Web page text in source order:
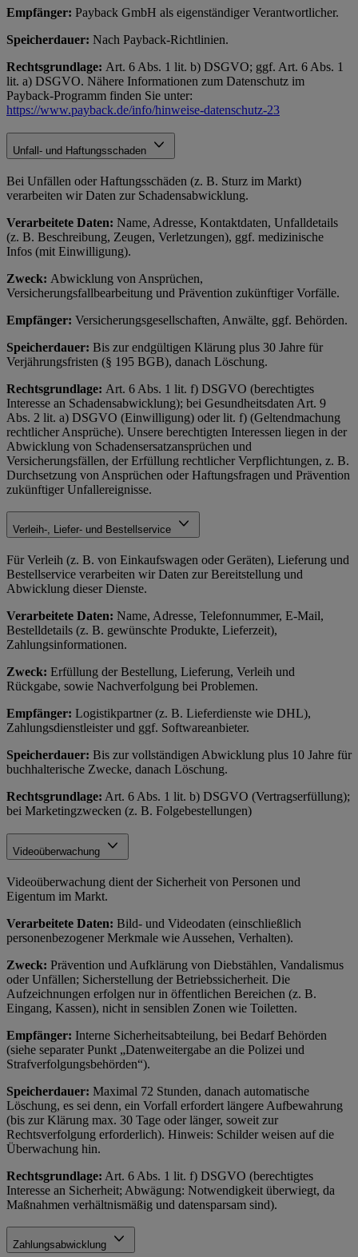
Empfänger: Payback GmbH als eigenständiger Verantwortlicher.
Speicherdauer: Nach Payback-Richtlinien.
Rechtsgrundlage: Art. 6 Abs. 1 lit. b) DSGVO; ggf. Art. 6 Abs. 1
lit. a) DSGVO. Nähere Informationen zum Datenschutz im
Payback-Programm finden Sie unter:
https://www.payback.de/info/hinweise-datenschutz-23
Unfall- und Haftungsschaden
Bei Unfällen oder Haftungsschäden (z. B. Sturz im Markt)
verarbeiten wir Daten zur Schadensabwicklung.
Verarbeitete Daten: Name, Adresse, Kontaktdaten, Unfalldetails
(z. B. Beschreibung, Zeugen, Verletzungen), ggf. medizinische
Infos (mit Einwilligung).
Zweck: Abwicklung von Ansprüchen,
Versicherungsfallbearbeitung und Prävention zukünftiger Vorfälle.
Empfänger: Versicherungsgesellschaften, Anwälte, ggf. Behörden.
Speicherdauer: Bis zur endgültigen Klärung plus 30 Jahre für
Verjährungsfristen (§ 195 BGB), danach Löschung.
Rechtsgrundlage: Art. 6 Abs. 1 lit. f) DSGVO (berechtigtes
Interesse an Schadensabwicklung); bei Gesundheitsdaten Art. 9
Abs. 2 lit. a) DSGVO (Einwilligung) oder lit. f) (Geltendmachung
rechtlicher Ansprüche). Unsere berechtigten Interessen liegen in der
Abwicklung von Schadensersatzansprüchen und
Versicherungsfällen, der Erfüllung rechtlicher Verpflichtungen, z. B.
Durchsetzung von Ansprüchen oder Haftungsfragen und Prävention
zukünftiger Unfallereignisse.
Verleih-, Liefer- und Bestellservice
Für Verleih (z. B. von Einkaufswagen oder Geräten), Lieferung und
Bestellservice verarbeiten wir Daten zur Bereitstellung und
Abwicklung dieser Dienste.
Verarbeitete Daten: Name, Adresse, Telefonnummer, E-Mail,
Bestelldetails (z. B. gewünschte Produkte, Lieferzeit),
Zahlungsinformationen.
Zweck: Erfüllung der Bestellung, Lieferung, Verleih und
Rückgabe, sowie Nachverfolgung bei Problemen.
Empfänger: Logistikpartner (z. B. Lieferdienste wie DHL),
Zahlungsdienstleister und ggf. Softwareanbieter.
Speicherdauer: Bis zur vollständigen Abwicklung plus 10 Jahre für
buchhalterische Zwecke, danach Löschung.
Rechtsgrundlage: Art. 6 Abs. 1 lit. b) DSGVO (Vertragserfüllung);
bei Marketingzwecken (z. B. Folgebestellungen)
Videoüberwachung
Videoüberwachung dient der Sicherheit von Personen und
Eigentum im Markt.
Verarbeitete Daten: Bild- und Videodaten (einschließlich
personenbezogener Merkmale wie Aussehen, Verhalten).
Zweck: Prävention und Aufklärung von Diebstählen, Vandalismus
oder Unfällen; Sicherstellung der Betriebssicherheit. Die
Aufzeichnungen erfolgen nur in öffentlichen Bereichen (z. B.
Eingang, Kassen), nicht in sensiblen Zonen wie Toiletten.
Empfänger: Interne Sicherheitsabteilung, bei Bedarf Behörden
(siehe separater Punkt „Datenweitergabe an die Polizei und
Strafverfolgungsbehörden“).
Speicherdauer: Maximal 72 Stunden, danach automatische
Löschung, es sei denn, ein Vorfall erfordert längere Aufbewahrung
(bis zur Klärung max. 30 Tage oder länger, soweit zur
Rechtsverfolgung erforderlich). Hinweis: Schilder weisen auf die
Überwachung hin.
Rechtsgrundlage: Art. 6 Abs. 1 lit. f) DSGVO (berechtigtes
Interesse an Sicherheit; Abwägung: Notwendigkeit überwiegt, da
Maßnahmen verhältnismäßig und datensparsam sind).
Zahlungsabwicklung